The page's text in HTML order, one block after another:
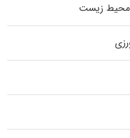
محیط زیست